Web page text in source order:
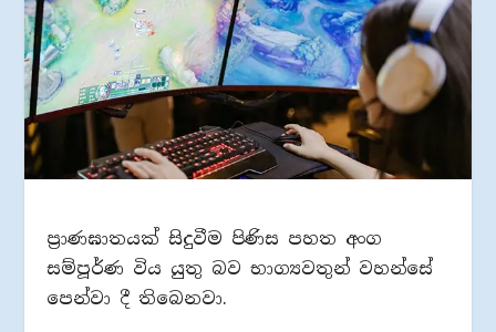
ප්‍රාණඝාතයක් සිදුවීම පිණිස පහත අංග
සම්පූර්ණ විය යුතු බව භාග්‍යවතුන් වහන්සේ
පෙන්වා දී තිබෙනවා.